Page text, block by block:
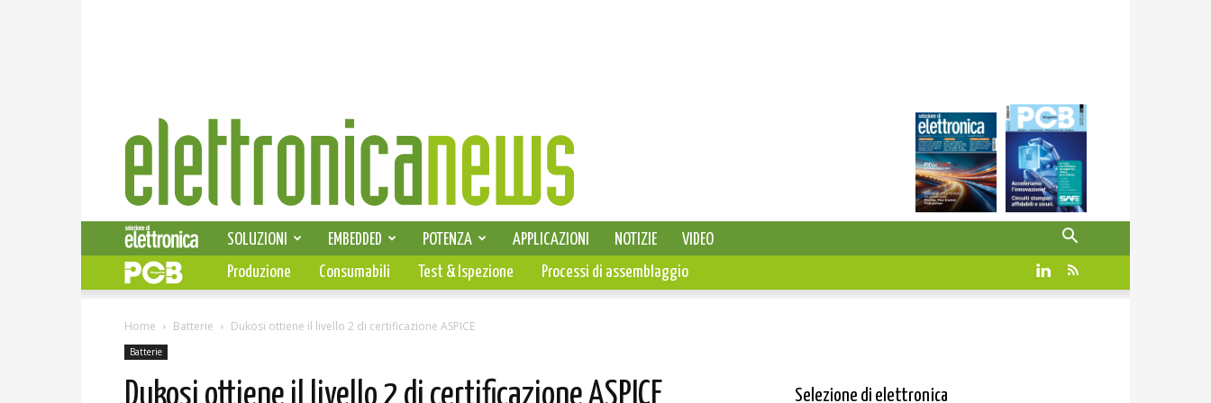
Elettronica
News
SELEZIONE DI ELETTRONICA
SOLUZIONI EMBEDDED POTENZA APPLICAZIONI NOTIZIE
VIDEO
PCB
Produzione Consumabili Test & Ispezione Processi di assemblaggio
Home Batterie Dukosi ottiene il livello 2 di certificazione ASPICE
Batterie
Dukosi ottiene il livello 2 di certificazione ASPICE Selezione di elettronica